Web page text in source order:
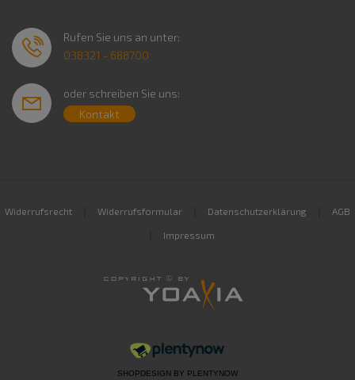
Rufen Sie uns an unter:
038321 - 688700
oder schreiben Sie uns:
Kontakt
Widerrufsrecht Widerrufsformular Datenschutzerklärung AGB
Impressum
SHOPDESIGN BY PLENTYNOW